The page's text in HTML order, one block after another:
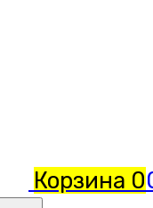
Корзина 0